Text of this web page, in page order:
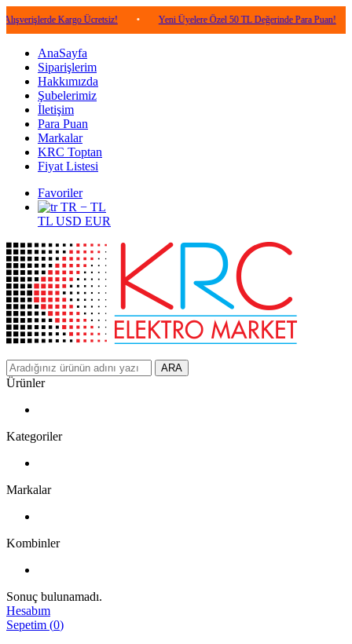
Kargo Ücretsiz! • Yeni Üyelere Özel 50 TL Değerinde Para Puan! •
AnaSayfa
Siparişlerim
Hakkımızda
Şubelerimiz
İletişim
Para Puan
Markalar
KRC Toptan
Fiyat Listesi
Favoriler
TR − TL
TL USD EUR
ARA
Ürünler
Kategoriler
Markalar
Kombinler
Sonuç bulunamadı.
Hesabım
Sepetim (0)